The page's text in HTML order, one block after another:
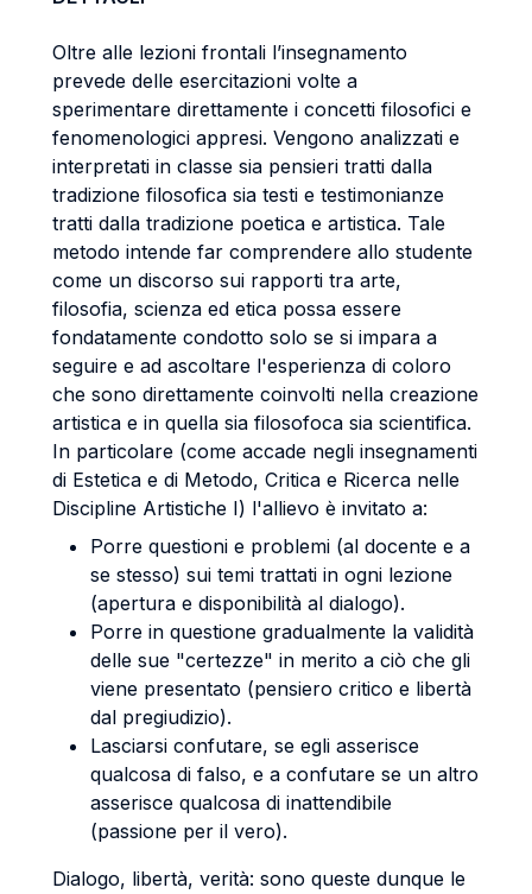
Oltre alle lezioni frontali l’insegnamento
prevede delle esercitazioni volte a
sperimentare direttamente i concetti filosofici e
fenomenologici appresi. Vengono analizzati e
interpretati in classe sia pensieri tratti dalla
tradizione filosofica sia testi e testimonianze
tratti dalla tradizione poetica e artistica. Tale
metodo intende far comprendere allo studente
come un discorso sui rapporti tra arte,
filosofia, scienza ed etica possa essere
fondatamente condotto solo se si impara a
seguire e ad ascoltare l'esperienza di coloro
che sono direttamente coinvolti nella creazione
artistica e in quella sia filosofoca sia scientifica.
In particolare (come accade negli insegnamenti
di Estetica e di Metodo, Critica e Ricerca nelle
Discipline Artistiche I) l'allievo è invitato a:
Porre questioni e problemi (al docente e a
se stesso) sui temi trattati in ogni lezione
(apertura e disponibilità al dialogo).
Porre in questione gradualmente la validità
delle sue "certezze" in merito a ciò che gli
viene presentato (pensiero critico e libertà
dal pregiudizio).
Lasciarsi confutare, se egli asserisce
qualcosa di falso, e a confutare se un altro
asserisce qualcosa di inattendibile
(passione per il vero).
Dialogo, libertà, verità: sono queste dunque le